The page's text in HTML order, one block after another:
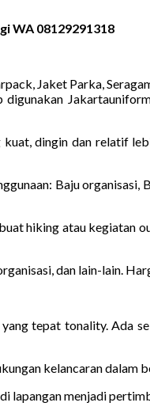
WA 08129291318
Jaket Parka,
dingin dan relatif
Baju organisasi,
hiking atau kegiatan
dan lain-lain.
tepat tonality. Ada
kelancaran dalam
lapangan menjadi